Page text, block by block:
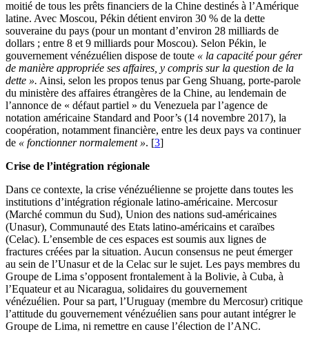
moitié de tous les prêts financiers de la Chine destinés à l’Amérique
latine. Avec Moscou, Pékin détient environ 30 % de la dette
souveraine du pays (pour un montant d’environ 28 milliards de
dollars ; entre 8 et 9 milliards pour Moscou). Selon Pékin, le
gouvernement vénézuélien dispose de toute « la capacité pour gérer
de manière appropriée ses affaires, y compris sur la question de la
dette ». Ainsi, selon les propos tenus par Geng Shuang, porte-parole
du ministère des affaires étrangères de la Chine, au lendemain de
l’annonce de « défaut partiel » du Venezuela par l’agence de
notation américaine Standard and Poor’s (14 novembre 2017), la
coopération, notamment financière, entre les deux pays va continuer
de « fonctionner normalement ». [3]
Crise de l’intégration régionale
Dans ce contexte, la crise vénézuélienne se projette dans toutes les
institutions d’intégration régionale latino-américaine. Mercosur
(Marché commun du Sud), Union des nations sud-américaines
(Unasur), Communauté des Etats latino-américains et caraïbes
(Celac). L’ensemble de ces espaces est soumis aux lignes de
fractures créées par la situation. Aucun consensus ne peut émerger
au sein de l’Unasur et de la Celac sur le sujet. Les pays membres du
Groupe de Lima s’opposent frontalement à la Bolivie, à Cuba, à
l’Equateur et au Nicaragua, solidaires du gouvernement
vénézuélien. Pour sa part, l’Uruguay (membre du Mercosur) critique
l’attitude du gouvernement vénézuélien sans pour autant intégrer le
Groupe de Lima, ni remettre en cause l’élection de l’ANC.